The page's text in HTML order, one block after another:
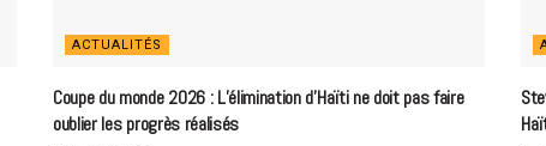
ACTUALITÉS
Coupe du monde 2026 : L’élimination d’Haïti ne doit pas faire
oublier les progrès réalisés